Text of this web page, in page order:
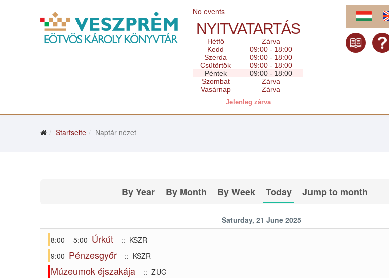
No events
NYITVATARTÁS
Hétfő
Zárva
Kedd
09:00 - 18:00
Szerda
09:00 - 18:00
Csütörtök
09:00 - 18:00
Péntek
09:00 - 18:00
Szombat
Zárva
Vasárnap
Zárva
Jelenleg zárva
Startseite Naptár nézet
By Year By Month By Week Today Jump to month
Saturday, 21 June 2025
8:00 - 5:00 Úrkút
:: KSZR
9:00 Pénzesgyőr :: KSZR
Múzeumok éjszakája
:: ZUG